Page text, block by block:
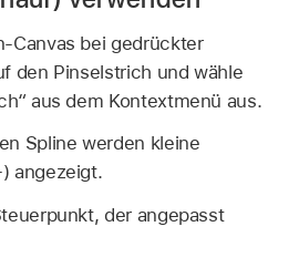
Canvas bei gedrückter
den Pinselstrich und wähle
aus dem Kontextmenü aus.
Spline werden kleine
angezeigt.
der angepasst